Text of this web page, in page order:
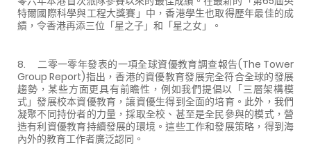
特爾國際科學與工程大獎賽」中，香港學生也取得歷年最佳的成
績，令香港再添三位「星之子」和「星之女」。
8. 二零一零年發表的一項全球資優教育調查報告(The Tower
Group Report)指出，香港的資優教育發展完全符合全球的發展
趨勢，某些方面更具有前瞻性，例如我們提倡以「三層架構模
式」發展校本資優教育，讓資優生得到全面的培育。此外，我們
凝聚不同持份者的力量，採取全校、甚至是全民參與的模式，營
造有利資優教育持續發展的環境。這些工作和發展策略，得到海
內外的教育工作者廣泛認同。